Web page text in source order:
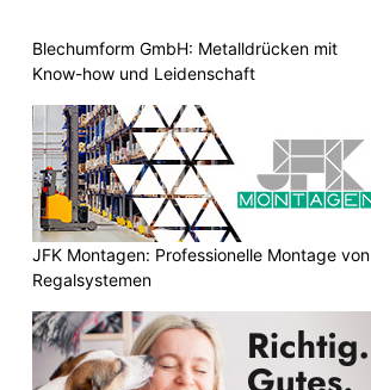
Blechumform GmbH: Metalldrücken mit
Know-how und Leidenschaft
JFK Montagen: Professionelle Montage von
Regalsystemen